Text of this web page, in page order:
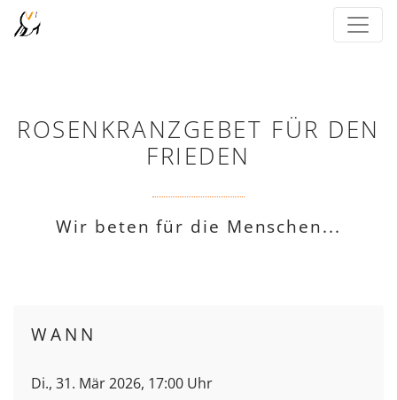
ROSENKRANZGEBET FÜR DEN
FRIEDEN
Wir beten für die Menschen...
WANN
Di., 31. Mär 2026, 17:00 Uhr